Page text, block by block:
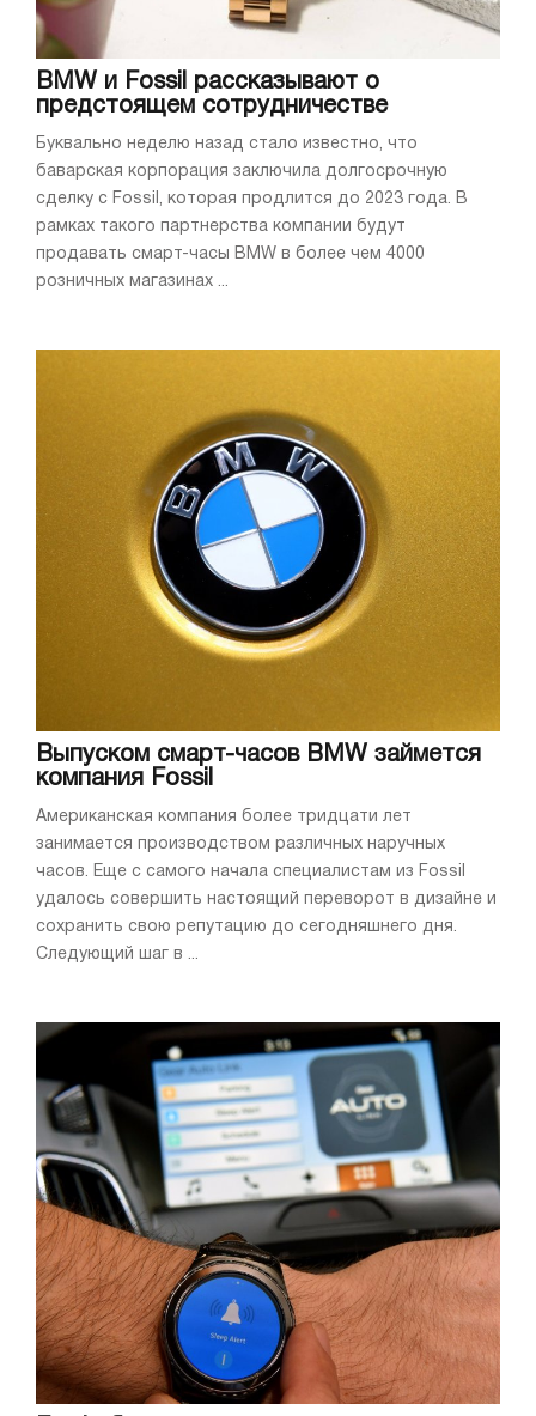
BMW и Fossil рассказывают о
предстоящем сотрудничестве
Буквально неделю назад стало известно, что
баварская корпорация заключила долгосрочную
сделку с Fossil, которая продлится до 2023 года. В
рамках такого партнерства компании будут
продавать смарт-часы BMW в более чем 4000
розничных магазинах ...
Выпуском смарт-часов BMW займется
компания Fossil
Американская компания более тридцати лет
занимается производством различных наручных
часов. Еще с самого начала специалистам из Fossil
удалось совершить настоящий переворот в дизайне и
сохранить свою репутацию до сегодняшнего дня.
Следующий шаг в ...